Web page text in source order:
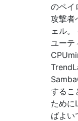
のペイ
攻撃者
ェル
ユーテ
するこ
ために
ばよい